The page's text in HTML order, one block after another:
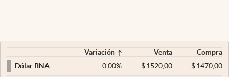
Variación Venta
Compra
Dólar BNA
0,00% $ 1520,00 $1470,00